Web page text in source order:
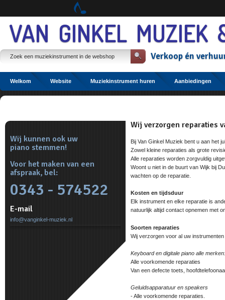
naar
de
Spring
het
hoofdmenu
VAN GINKEL MUZIEK
Verkoopén
Reparatie
Atelier
Wij verzorgen reparaties
Bij Van Ginkel Muziek bent u aan het
Zowel kleine reparaties als grote
Alle reparaties worden zorgvuldig
Woont u niet in de buurt van Wijk bij
wachten op de reparatie.
Kosten en tijdsduur
Elk instrument en elke reparatie is
natuurlijk altijd contact opnemen met
Soorten reparaties
Wij verzorgen voor al uw
Keyboard en digitale piano alle
Alle voorkomende reparaties
Van een defecte toets,
Geluidsapparatuur en speakers
- Alle voorkomende reparaties.
menu
Wij kunnen ook uw
piano stemmen!
Voor het maken van een
afspraak, bel:
0343 - 574522
E-mail
info@vanginkel-muziek.nl
Welkom Website Muziekinstrument huren Aanbiedingen